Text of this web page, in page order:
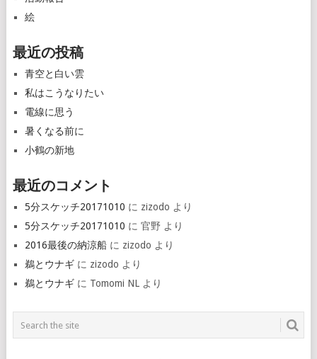
絵
最近の投稿
青空と白い雲
私はこうなりたい
電線に思う
暑くなる前に
小鶴の新地
最近のコメント
5分スケッチ20171010 に zizodo より
5分スケッチ20171010 に 官野 より
2016最後の納涼船に zizodo より
鵜とウナギに zizodo より
鵜とウナギに Tomomi NLより